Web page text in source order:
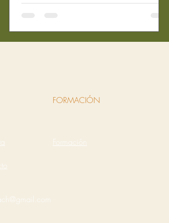
bacteriano en el intestino delgado) es
personas y que puede ser difícil de
tratar con métodos convencionales.
¿Qué es el SIFORMACIÓN
Formación